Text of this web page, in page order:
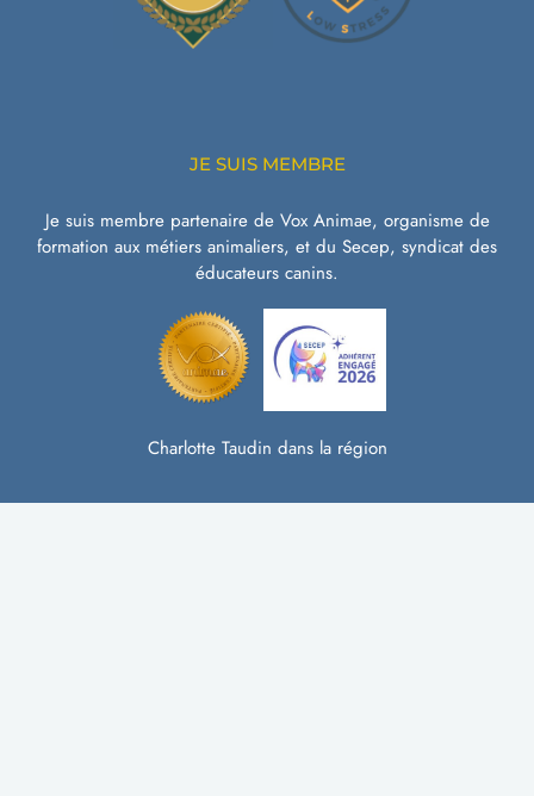
JE SUIS MEMBRE
Je suis membre partenaire de Vox Animae, organisme de
formation aux métiers animaliers, et du Secep, syndicat des
éducateurs canins.
Charlotte Taudin dans la région